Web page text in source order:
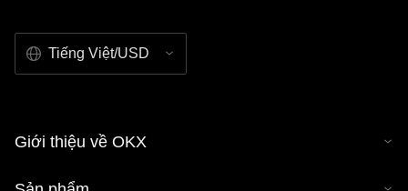
Tiếng Việt/USD
Giới thiệu về OKX